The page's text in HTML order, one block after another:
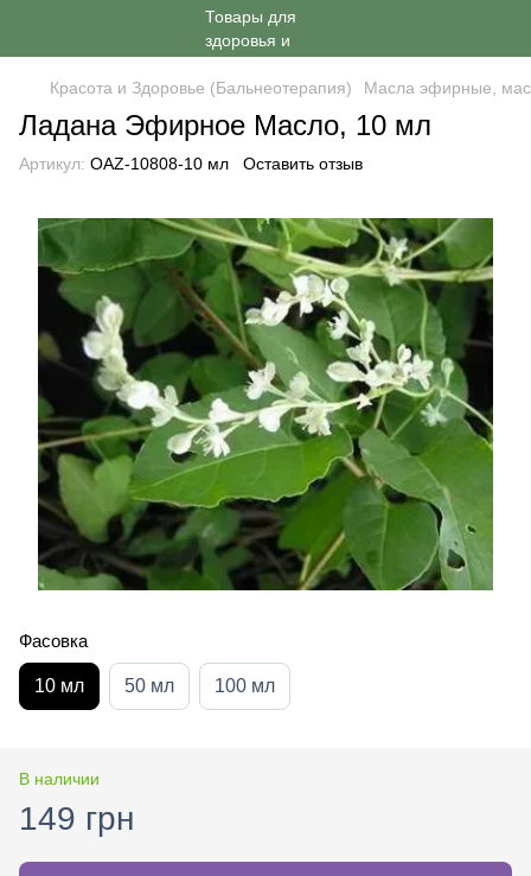
Красота и Здоровье (Бальнеотерапия) Масла эфирные,
Ладана Эфирное Масло, 10 мл
Артикул: OAZ-10808-10 мл Оставить отзыв
Фасовка
10 мл 50 мл 100 мл
В наличии
149 грн